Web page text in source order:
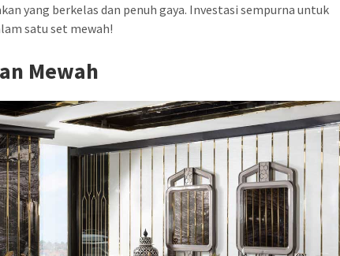
yang berkelas dan penuh gaya. Investasi sempurna untuk
satu set mewah!
Mewah